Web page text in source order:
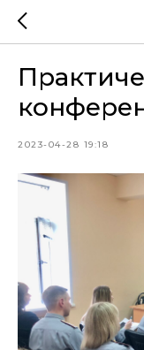
2023-04-28 19:18